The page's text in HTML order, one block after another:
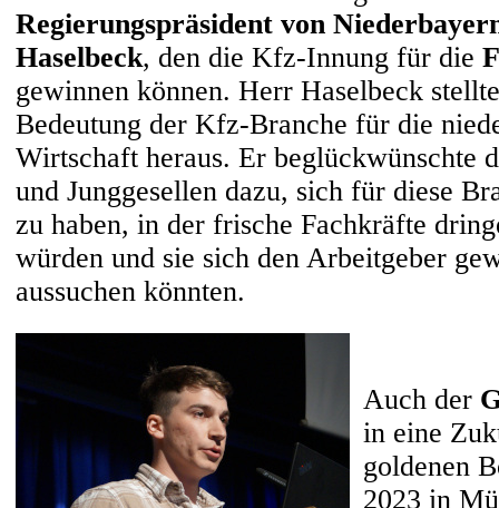
Regierungspräsident von
Haselbeck, den die Kfz-Innung für die
gewinnen können. Herr Haselbeck
Bedeutung der Kfz-Branche für die
Wirtschaft heraus. Er beglückwünschte
und Junggesellen dazu, sich für diese
zu haben, in der frische Fachkräfte
würden und sie sich den Arbeitgeber
aussuchen könnten.
Auch der
in eine
goldenen
2023 in